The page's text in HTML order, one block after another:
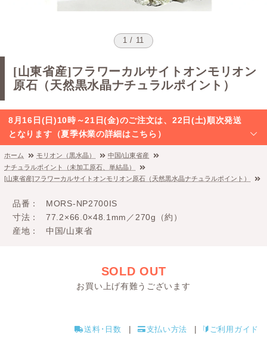
1 / 11
[山東省産]フラワーカルサイトオンモリオン
原石（天然黒水晶ナチュラルポイント）
8月16日(日)10時～21日(金)のご注文は、22日(土)順次発送
となります（夏季休業の詳細はこちら）
ホーム モリオン（黒水晶）
中国/山東省産
ナチュラルポイント（未加工原石、単結晶）
[山東省産]フラワーカルサイトオンモリオン原石（天然黒水晶ナチュラルポイント）
品番
MORS-NP2700IS
寸法
77.2×66.0×48.1mm／270g（約）
産地
中国/山東省
SOLD OUT
お買い上げ有難うございます
送料･日数 支払い方法 ご利用ガイド